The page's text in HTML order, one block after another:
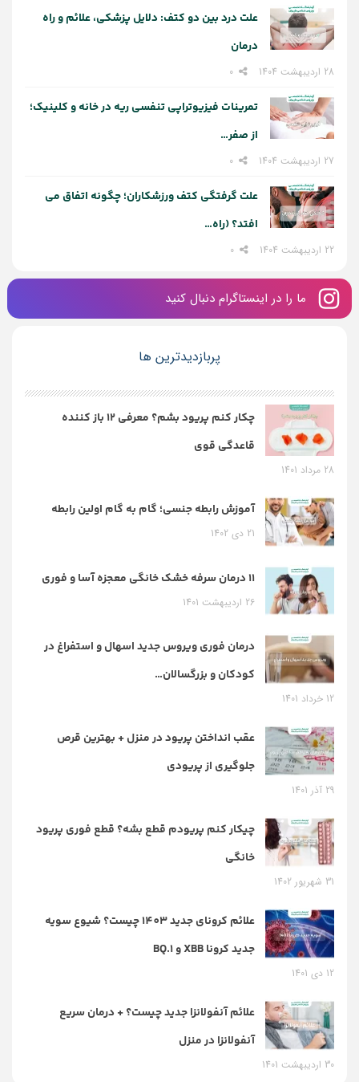
علت درد بین دو کتف: دلایل پزشکی، علائم و راه‌
درمان
28 اردیبهشت 1404
تمرینات فیزیوتراپی تنفسی ریه در خانه و کلینیک؛
از صفر…
27 اردیبهشت 1404
علت گرفتگی کتف ورزشکاران؛ چگونه اتفاق می
افتد؟ (راه…
22 اردیبهشت 1404
ما را در اینستاگرام دنبال کنید
پربازدیدترین ها
چکار کنم پریود بشم؟ معرفی 12 باز کننده
قاعدگی قوی
28 مرداد 1401
آموزش رابطه جنسی؛ گام به گام اولین رابطه
21 دی 1402
11 درمان سرفه خشک خانگی معجزه آسا و فوری
26 اردیبهشت 1401
درمان فوری ویروس جدید اسهال و استفراغ در
کودکان و بزرگسالان…
12 خرداد 1401
عقب انداختن پریود در منزل + بهترین قرص
جلوگیری از پریودی
29 آذر 1401
چیکار کنم پریودم قطع بشه؟ قطع فوری پریود
خانگی
31 شهریور 1402
علائم کرونای جدید 1403 چیست؟ شیوع سویه
جدید کرونا XBB و BQ.1
12 دی 1401
علائم آنفولانزا جدید چیست؟ + درمان سریع
آنفولانزا در منزل
30 اردیبهشت 1401